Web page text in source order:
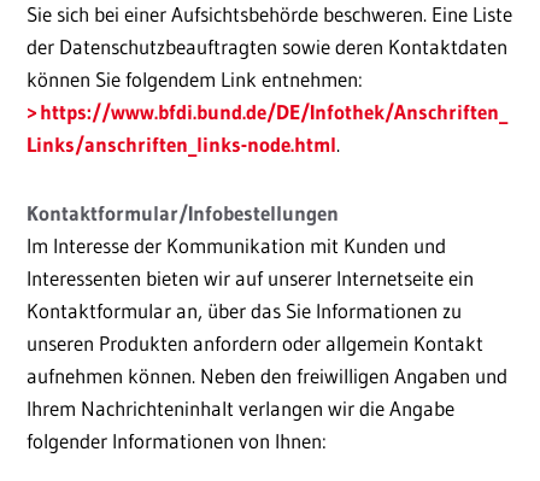
Sie sich bei einer Aufsichtsbehörde beschweren. Eine Liste
der Datenschutzbeauftragten sowie deren Kontaktdaten
können Sie folgendem Link entnehmen:
https://www.bfdi.bund.de/DE/Infothek/Anschriften_
Links/anschriften_links-node.html.
Kontaktformular/Infobestellungen
Im Interesse der Kommunikation mit Kunden und
Interessenten bieten wir auf unserer Internetseite ein
Kontaktformular an, über das Sie Informationen zu
unseren Produkten anfordern oder allgemein Kontakt
aufnehmen können. Neben den freiwilligen Angaben und
Ihrem Nachrichteninhalt verlangen wir die Angabe
folgender Informationen von Ihnen: